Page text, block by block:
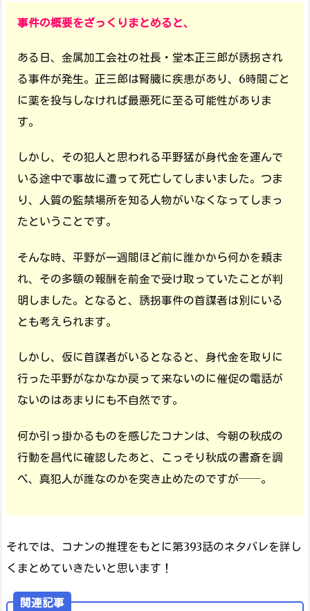
事件の概要をざっくりまとめると、
ある日、金属加工会社の社長・堂本正三郎が誘拐され
る事件が発生。正三郎は腎臓に疾患があり、6時間ごと
に薬を投与しなければ最悪死に至る可能性がありま
す。
しかし、その犯人と思われる平野猛が身代金を運んで
いる途中で事故に遭って死亡してしまいました。つま
り、人質の監禁場所を知る人物がいなくなってしまっ
たということです。
そんな時、平野が一週間ほど前に誰かから何かを頼ま
れ、その多額の報酬を前金で受け取っていたことが判
明しました。となると、誘拐事件の首謀者は別にいる
とも考えられます。
しかし、仮に首謀者がいるとなると、身代金を取りに
行った平野がなかなか戻って来ないのに催促の電話が
ないのはあまりにも不自然です。
何か引っ掛かるものを感じたコナンは、今朝の秋成の
行動を昌代に確認したあと、こっそり秋成の書斎を調
べ、真犯人が誰なのかを突き止めたのですが──。
それでは、コナンの推理をもとに第393話のネタバレを詳し
くまとめていきたいと思います！
関連記事